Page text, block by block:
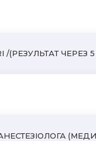
/(РЕЗУЛЬТАТ ЧЕРЕЗ